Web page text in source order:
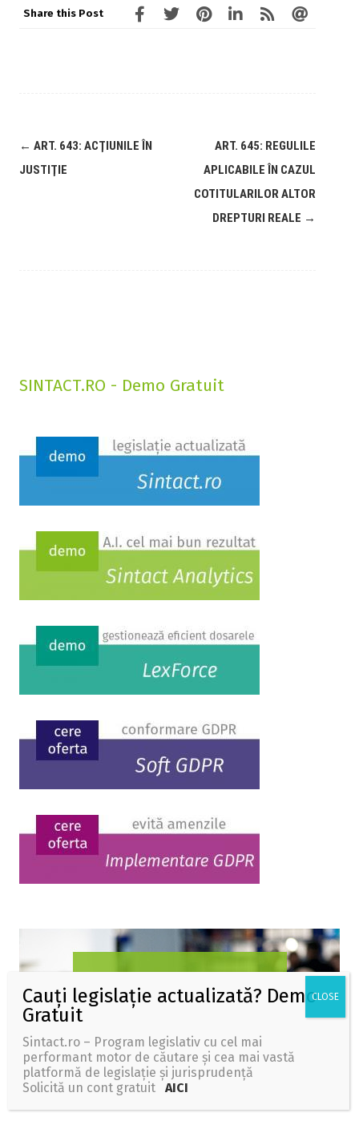
Share this Post
← ART. 643: ACŢIUNILE ÎN
JUSTIŢIE
ART. 645: REGULILE
APLICABILE ÎN CAZUL
COTITULARILOR ALTOR
DREPTURI REALE →
SINTACT.RO - Demo Gratuit
Sintact.ro – Program legislativ cu cel mai
performant motor de căutare și cea mai vastă
platformă de legislație și jurisprudență
Solicită un cont gratuit
AICI